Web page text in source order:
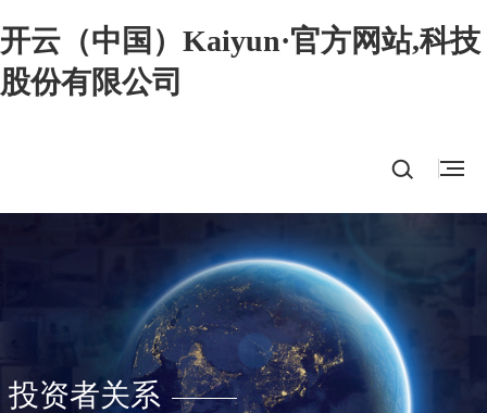
开云（中国）Kaiyun·官方网站,科技
股份有限公司
投资者关系